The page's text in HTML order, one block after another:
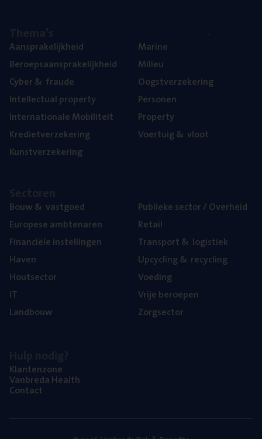
Aan­spra­ke­lijk­heid
Beroeps­aan­spra­ke­lijk­heid
Cyber& fraude
Intel­lec­tu­al property
Inter­na­ti­o­na­le Mobiliteit
Kre­diet­ver­ze­ke­ring
Kunst­ver­ze­ke­ring
Mari­ne
Mili­eu
Oogst­ver­ze­ke­ring
Per­so­nen
Pro­per­ty
Voer­tuig& vloot
Bouw& vastgoed
Euro­pe­se ambtenaren
Finan­ci­ë­le instellingen
Haven
Hout­sec­tor
IT
Land­bouw
Publie­ke sec­tor / Overheid
Retail
Trans­port& logistiek
Upcy­cling& recycling
Voe­ding
Vrije beroe­pen
Zorg­sec­tor
Klan­ten­zo­ne
Van­b­re­da Health
Con­tact